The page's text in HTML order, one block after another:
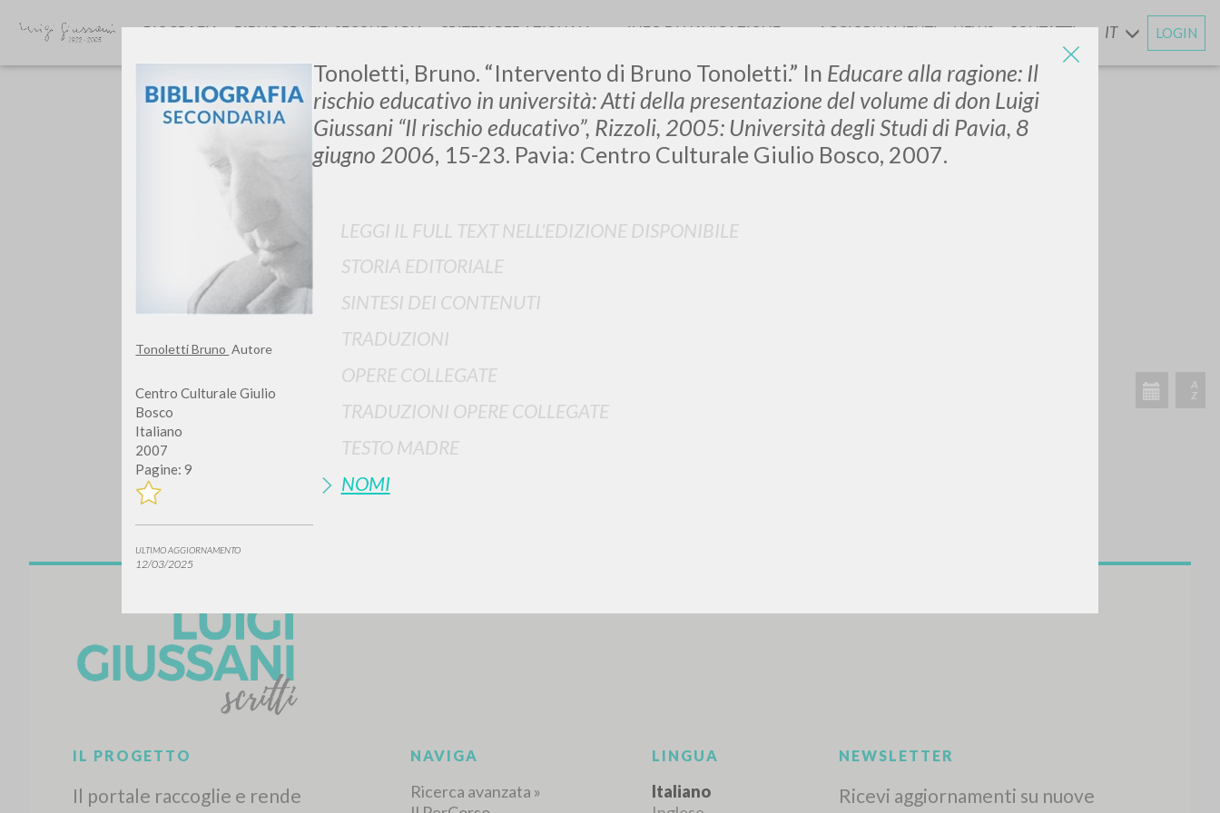
Tonoletti Bruno Autore
Centro Culturale Giulio
Bosco
Italiano
2007
Pagine: 9
ULTIMO AGGIORNAMENTO
12/03/2025
Tonoletti, Bruno. “Intervento di Bruno Tonoletti.” In Educare alla ragione: Il
rischio educativo in università: Atti della presentazione del volume di don Luigi
Giussani “Il rischio educativo”, Rizzoli, 2005: Università degli Studi di Pavia, 8
giugno 2006, 15-23. Pavia: Centro Culturale Giulio Bosco, 2007.
LEGGI IL FULL TEXT NELL'EDIZIONE DISPONIBILE
STORIA EDITORIALE
SINTESI DEI CONTENUTI
TRADUZIONI
OPERE COLLEGATE
TRADUZIONI OPERE COLLEGATE
TESTO MADRE
NOMI
LUIGI
GIUSSANI
scritti
BIOGRAFIA BIBLIOGRAFIA SECONDARIA CRITERI REDAZIONALI INFO DI NAVIGAZIONE AGGIORNAMENTIENEWS CONTATTI IT LOGIN
TIPOLOGIA OPERA